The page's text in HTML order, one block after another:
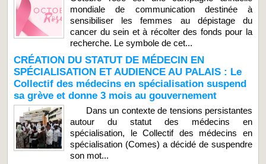
mondiale de communication destinée à
sensibiliser les femmes au dépistage du
cancer du sein et à récolter des fonds pour la
recherche. Le symbole de cet...
CRÉATION DU STATUT DE MÉDECIN EN
SPÉCIALISATION ET AUDIENCE AU PALAIS : Le
Collectif des médecins en spécialisation suspend
sa grève et donne 3 mois au gouvernement
Dans un contexte de tensions persistantes
autour du statut des médecins en
spécialisation, le Collectif des médecins en
spécialisation (Comes) a décidé de suspendre
son mot...